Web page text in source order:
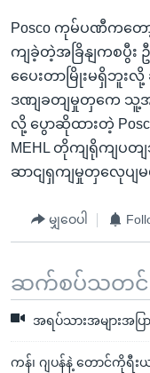
Posco ကုမ်ပဏီကတော့
ကျခဲ့တဲ့အခြိနျကစပွီ
ပေေးတာမြိုးမရှိဘူး
ဒဏျခတျမှုတှကေ သူ့အ
လို့ ပွောဆိုထားတဲ့
MEHL တိုကျရိုကျပ
ဆာငျရှကျမှုတှလေုပျ
မျှဝေပါ
ဆက်စပ်သတင်းမ
အရပ်သားအများအပ
ကန်၊ ဂျပန်နဲ့ တောင်ကိုရီးယ